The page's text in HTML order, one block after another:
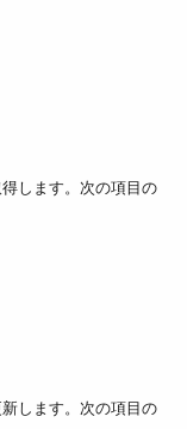
します。次の項目の
します。次の項目の